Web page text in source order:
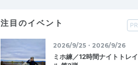
注目のイベント PR
2026/9/25・2026/9/26
ミホ練／12時間ナイトトレイ